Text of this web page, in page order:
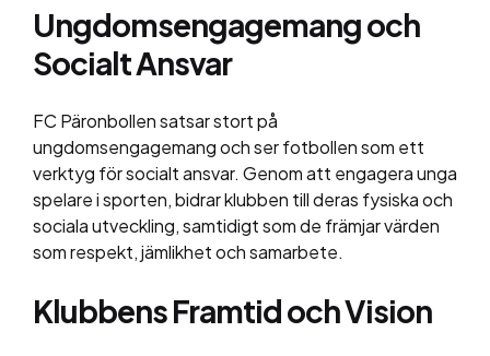
Ungdomsengagemang och
Socialt Ansvar
FC Päronbollen satsar stort på
ungdomsengagemang och ser fotbollen som ett
verktyg för socialt ansvar. Genom att engagera unga
spelare i sporten, bidrar klubben till deras fysiska och
sociala utveckling, samtidigt som de främjar värden
som respekt, jämlikhet och samarbete.
Klubbens Framtid och Vision